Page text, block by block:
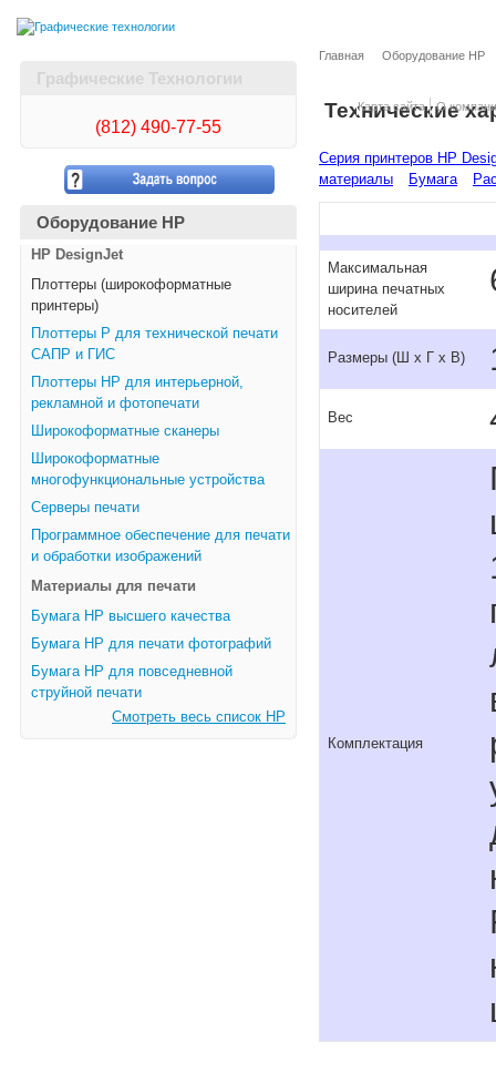
Карта сайта О
Графические Технологии
(812) 490-77-55
Оборудование HP
HP DesignJet
Плоттеры (широкоформатные
принтеры)
Плоттеры Р для технической печати
САПР и ГИС
Плоттеры НР для интерьерной,
рекламной и фотопечати
Широкоформатные сканеры
Широкоформатные
многофункциональные устройства
Серверы печати
Программное обеспечение для печати
и обработки изображений
Материалы для печати
Бумага HP высшего качества
Бумага HP для печати фотографий
Бумага HP для повседневной
струйной печати
Смотреть весь список HP
Главная Оборудование HP
Технические
Серия принтеров HP
материалы
Бумага
Максимальная
ширина печатных
носителей
Размеры (Ш x Г x В)
Вес
Комплектация